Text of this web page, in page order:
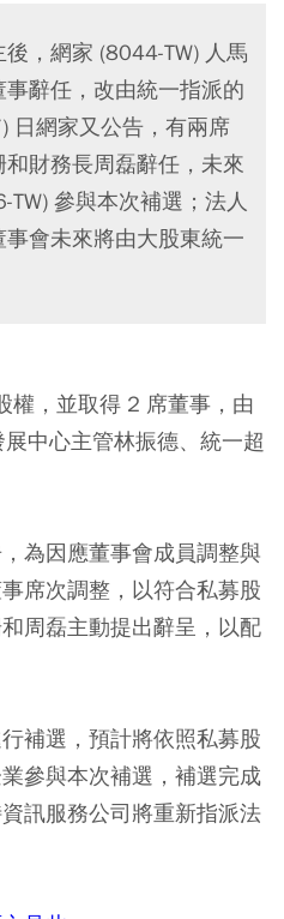
，網家 (8044-TW) 人馬
辭任，改由統一指派的
日網家又公告，有兩席
財務長周磊辭任，未來
參與本次補選；法人
會未來將由大股東統一
權，並取得 2 席董事，由
中心主管林振德、統一超
為因應董事會成員調整與
席次調整，以符合私募股
周磊主動提出辭呈，以配
補選，預計將依照私募股
參與本次補選，補選完成
訊服務公司將重新指派法